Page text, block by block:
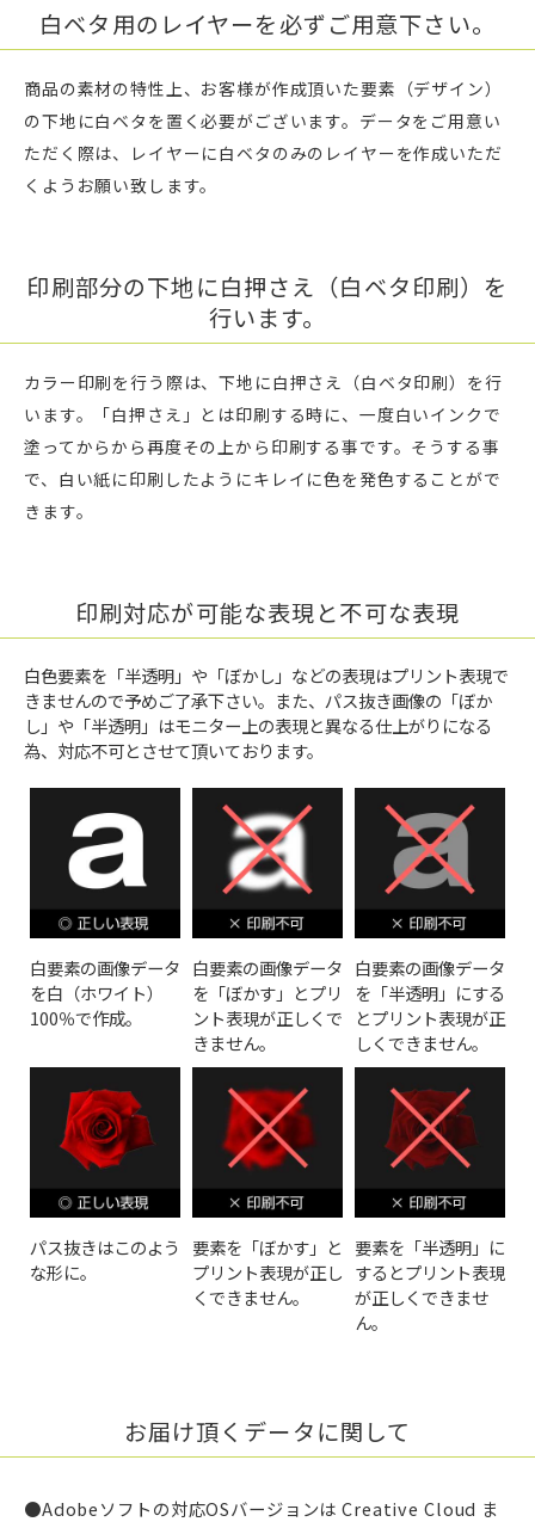
白ベタ用のレイヤーを必ずご用意下さい。
商品の素材の特性上、お客様が作成頂いた要素（デザイン）
の下地に白ベタを置く必要がございます。データをご用意い
ただく際は、レイヤーに白ベタのみのレイヤーを作成いただ
くようお願い致します。
印刷部分の下地に白押さえ（白ベタ印刷）を
行います。
カラー印刷を行う際は、下地に白押さえ（白ベタ印刷）を行
います。「白押さえ」とは印刷する時に、一度白いインクで
塗ってからから再度その上から印刷する事です。そうする事
で、白い紙に印刷したようにキレイに色を発色することがで
きます。
印刷対応が可能な表現と不可な表現
白色要素を「半透明」や「ぼかし」などの表現はプリント表現で
きませんので予めご了承下さい。また、パス抜き画像の「ぼか
し」や「半透明」はモニター上の表現と異なる仕上がりになる
為、対応不可とさせて頂いております。
白要素の画像データ
を白（ホワイト）
100％で作成。
白要素の画像データ
を「ぼかす」とプリ
ント表現が正しくで
きません。
白要素の画像データ
を「半透明」にする
とプリント表現が正
しくできません。
パス抜きはこのよう
な形に。
要素を「ぼかす」と
プリント表現が正し
くできません。
要素を「半透明」に
するとプリント表現
が正しくできませ
ん。
お届け頂くデータに関して
●Adobeソフトの対応OSバージョンは Creative Cloud ま